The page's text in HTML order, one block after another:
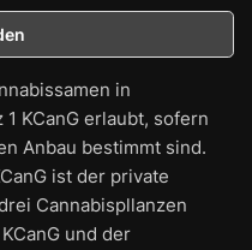
in
KCanG erlaubt, sofern
Anbau bestimmt sind.
ist der private
Cannabispllanzen
und der